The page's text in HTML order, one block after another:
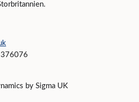
376076
by Sigma UK